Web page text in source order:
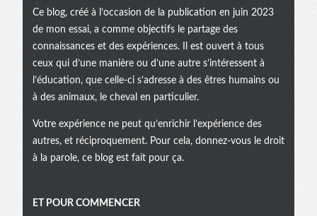
Ce blog, créé à l’occasion de la publication en juin 2023
de mon essai, a comme objectifs le partage des
connaissances et des expériences. Il est ouvert à tous
ceux qui d’une manière ou d’une autre s’intéressent à
l’éducation, que celle-ci s’adresse à des êtres humains ou
à des animaux, le cheval en particulier.
Votre expérience ne peut qu’enrichir l’expérience des
autres, et réciproquement. Pour cela, donnez-vous le droit
à la parole, ce blog est fait pour ça.
ET POUR COMMENCER